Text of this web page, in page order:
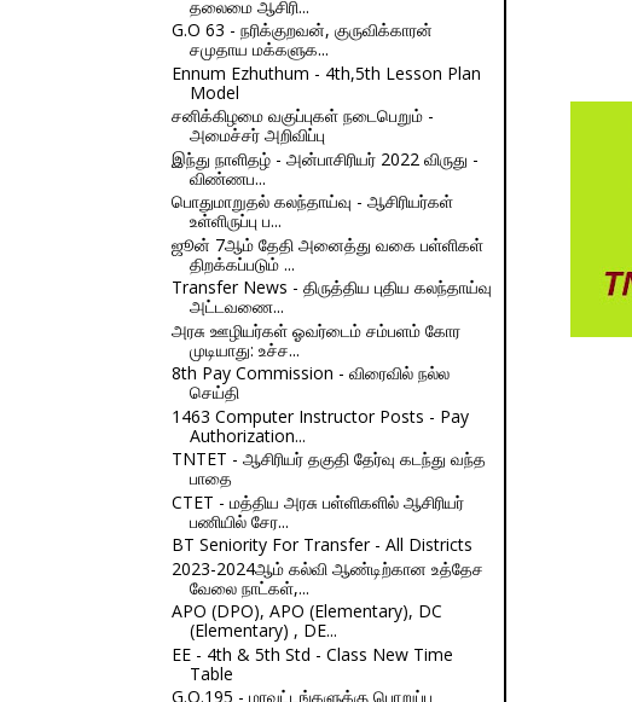
தலைமை ஆசிரி...
G.O 63 - நரிக்குறவன், குருவிக்காரன்
சமுதாய மக்களுக...
Ennum Ezhuthum - 4th,5th Lesson Plan
Model
சனிக்கிழமை வகுப்புகள் நடைபெறும் -
அமைச்சர் அறிவிப்பு
இந்து நாளிதழ் - அன்பாசிரியர் 2022 விருது -
விண்ணப...
பொதுமாறுதல் கலந்தாய்வு - ஆசிரியர்கள்
உள்ளிருப்பு ப...
ஜூன் 7ஆம் தேதி அனைத்து வகை பள்ளிகள்
திறக்கப்படும் ...
Transfer News - திருத்திய புதிய கலந்தாய்வு
அட்டவணை...
அரசு ஊழியர்கள் ஓவர்டைம் சம்பளம் கோர
முடியாது: உச்ச...
8th Pay Commission - விரைவில் நல்ல
செய்தி
1463 Computer Instructor Posts - Pay
Authorization...
TNTET - ஆசிரியர் தகுதி தேர்வு கடந்து வந்த
பாதை
CTET - மத்திய அரசு பள்ளிகளில் ஆசிரியர்
பணியில் சேர...
BT Seniority For Transfer - All Districts
2023-2024ஆம் கல்வி ஆண்டிற்கான உத்தேச
வேலை நாட்கள்,...
APO (DPO), APO (Elementary), DC
(Elementary) , DE...
EE - 4th & 5th Std - Class New Time
Table
G.O.195 - மாவட்டங்களுக்கு பொறுப்பு